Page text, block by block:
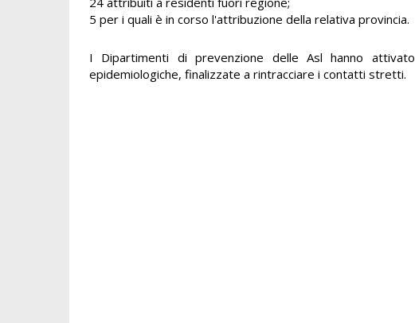
5 per i quali è in corso l'attribuzione della relativa provincia.
I Dipartimenti di prevenzione delle Asl hanno
epidemiologiche, finalizzate a rintracciare i contatti stretti.